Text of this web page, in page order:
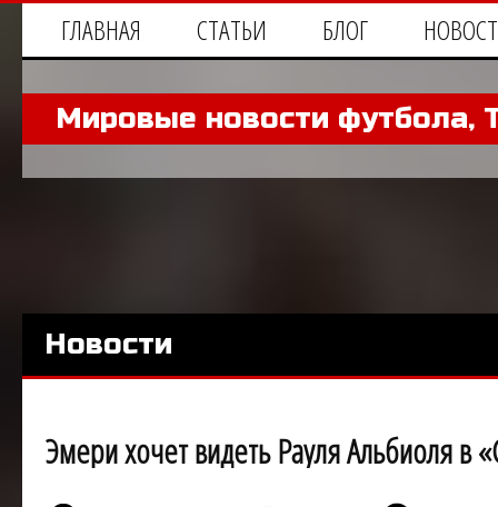
ГЛАВНАЯ СТАТЬИ БЛОГ
Мировые новости футбола,
Новости
Эмери хочет видеть Рауля Альбиоля в